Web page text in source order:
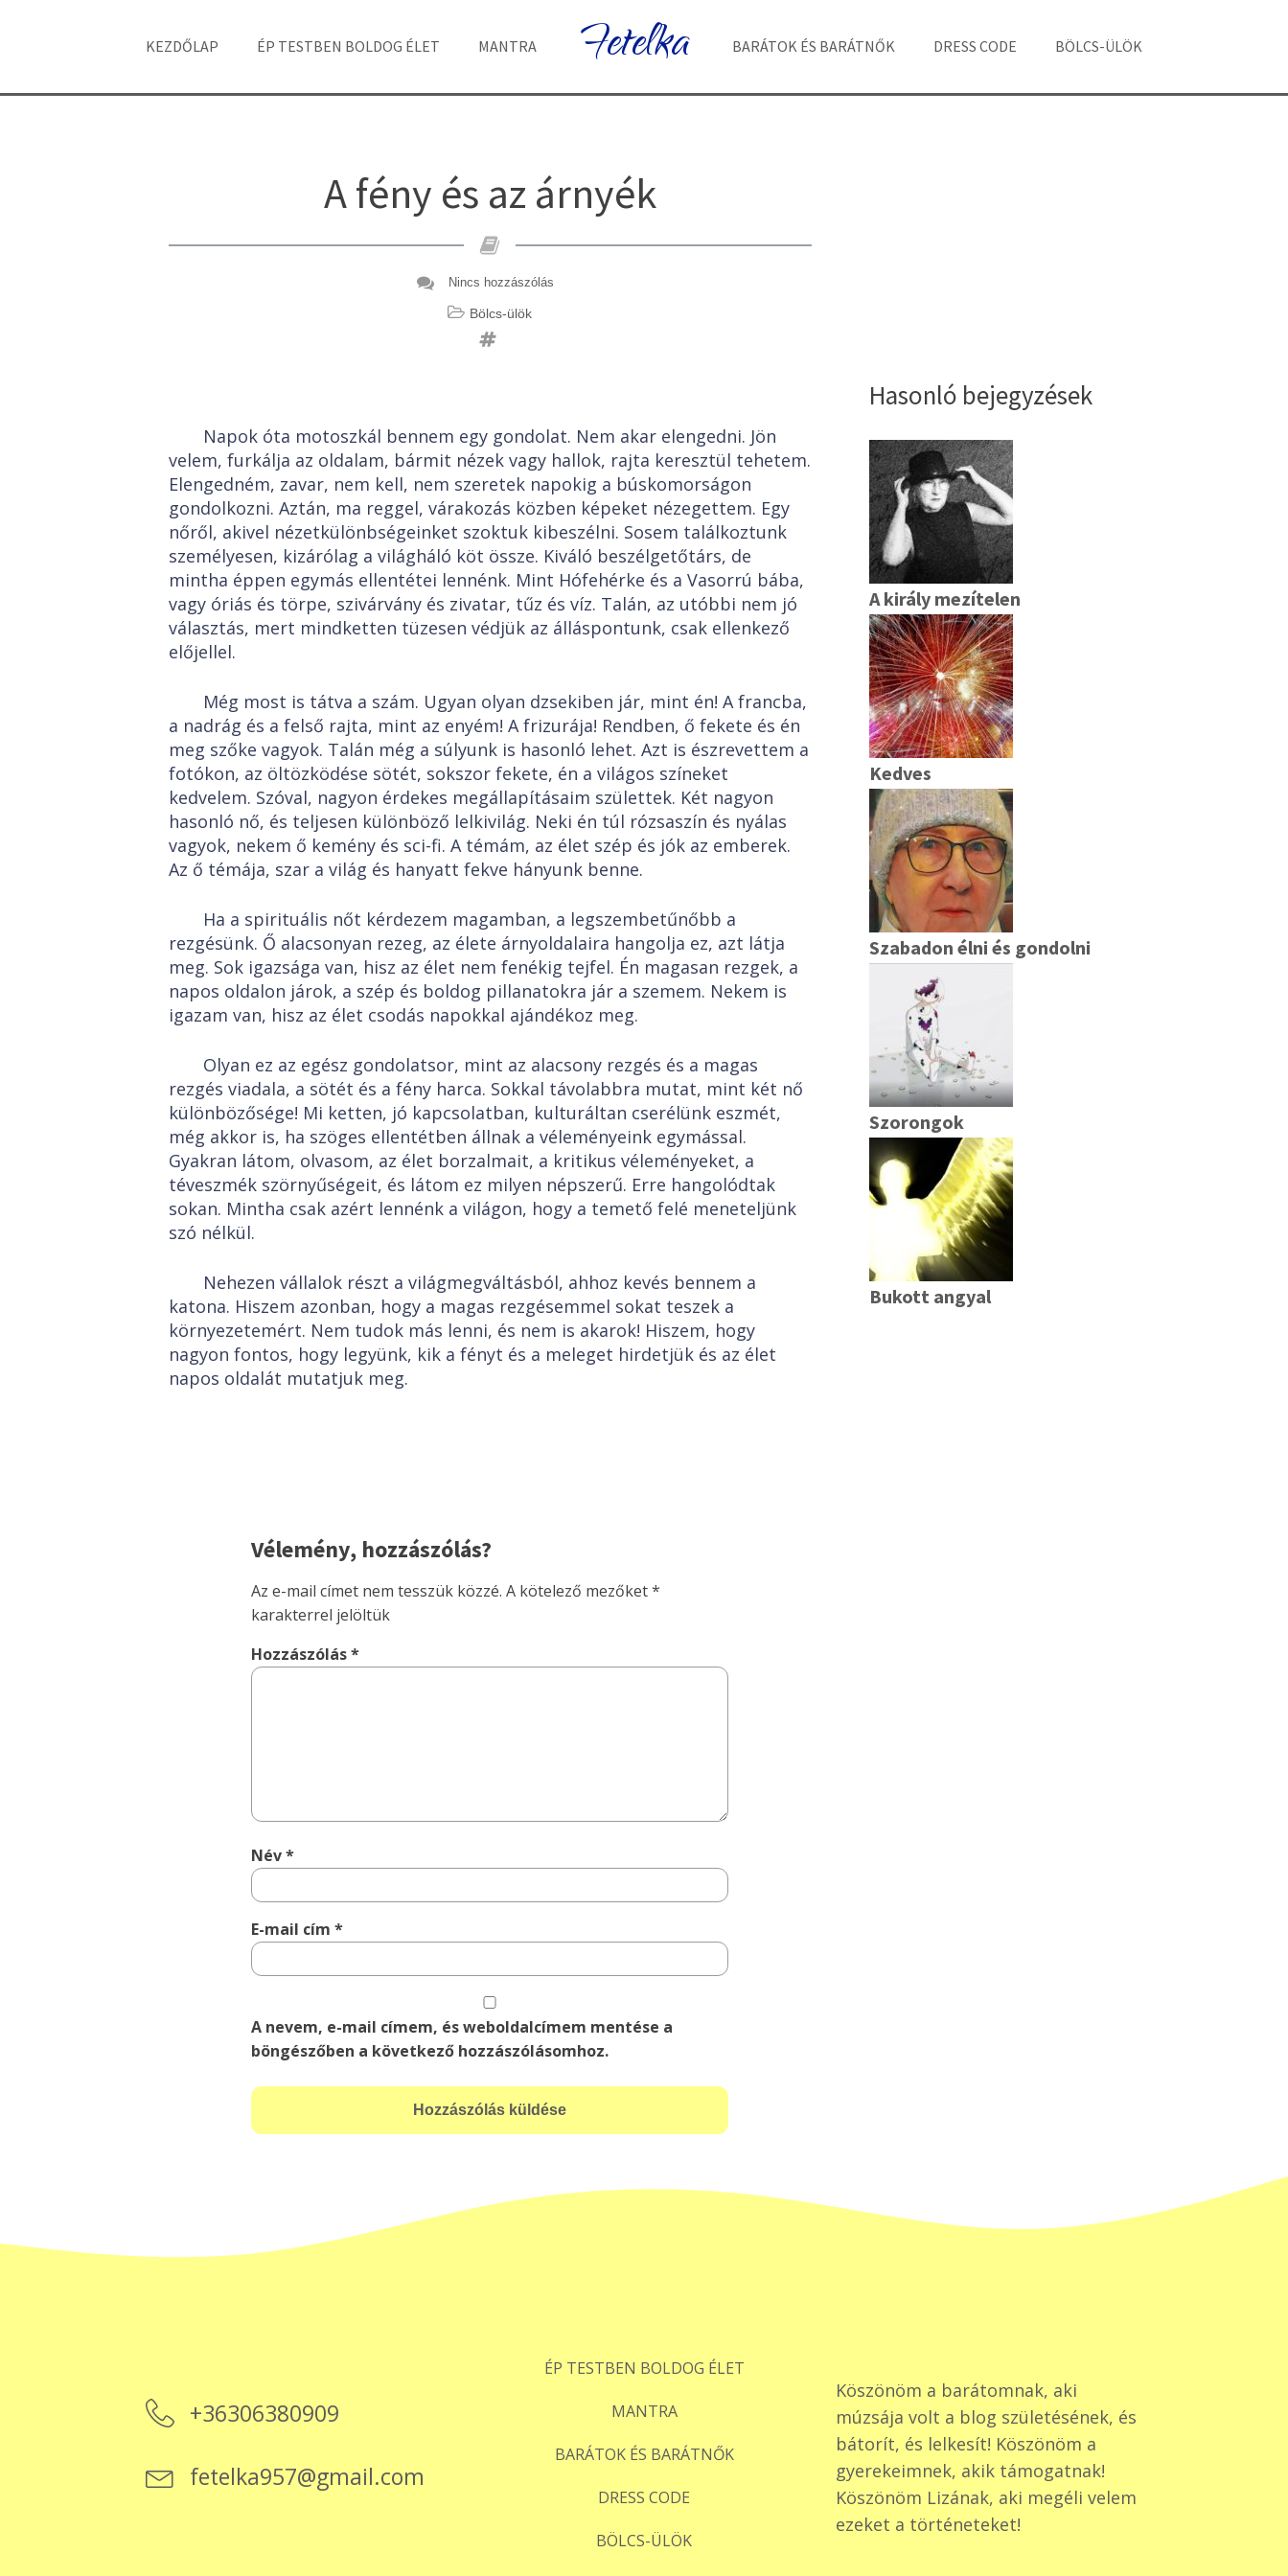
KEZDŐLAP ÉP TESTBEN BOLDOG ÉLET MANTRA Fetelka BARÁTOK ÉS BARÁTNŐK DRESS CODE BÖLCS-ÜLÖK
A fény és az árnyék
Nincs hozzászólás
Bölcs-ülök
Napok óta motoszkál bennem egy gondolat. Nem akar elengedni. Jön
velem, furkálja az oldalam, bármit nézek vagy hallok, rajta keresztül tehetem.
Elengedném, zavar, nem kell, nem szeretek napokig a búskomorságon
gondolkozni. Aztán, ma reggel, várakozás közben képeket nézegettem. Egy
nőről, akivel nézetkülönbségeinket szoktuk kibeszélni. Sosem találkoztunk
személyesen, kizárólag a világháló köt össze. Kiváló beszélgetőtárs, de
mintha éppen egymás ellentétei lennénk. Mint Hófehérke és a Vasorrú bába,
vagy óriás és törpe, szivárvány és zivatar, tűz és víz. Talán, az utóbbi nem jó
választás, mert mindketten tüzesen védjük az álláspontunk, csak ellenkező
előjellel.
Még most is tátva a szám. Ugyan olyan dzsekiben jár, mint én! A francba,
a nadrág és a felső rajta, mint az enyém! A frizurája! Rendben, ő fekete és én
meg szőke vagyok. Talán még a súlyunk is hasonló lehet. Azt is észrevettem a
fotókon, az öltözködése sötét, sokszor fekete, én a világos színeket
kedvelem. Szóval, nagyon érdekes megállapításaim születtek. Két nagyon
hasonló nő, és teljesen különböző lelkivilág. Neki én túl rózsaszín és nyálas
vagyok, nekem ő kemény és sci-fi. A témám, az élet szép és jók az emberek.
Az ő témája, szar a világ és hanyatt fekve hányunk benne.
Ha a spirituális nőt kérdezem magamban, a legszembetűnőbb a
rezgésünk. Ő alacsonyan rezeg, az élete árnyoldalaira hangolja ez, azt látja
meg. Sok igazsága van, hisz az élet nem fenékig tejfel. Én magasan rezgek, a
napos oldalon járok, a szép és boldog pillanatokra jár a szemem. Nekem is
igazam van, hisz az élet csodás napokkal ajándékoz meg.
Olyan ez az egész gondolatsor, mint az alacsony rezgés és a magas
rezgés viadala, a sötét és a fény harca. Sokkal távolabbra mutat, mint két nő
különbözősége! Mi ketten, jó kapcsolatban, kulturáltan cserélünk eszmét,
még akkor is, ha szöges ellentétben állnak a véleményeink egymással.
Gyakran látom, olvasom, az élet borzalmait, a kritikus véleményeket, a
téveszmék szörnyűségeit, és látom ez milyen népszerű. Erre hangolódtak
sokan. Mintha csak azért lennénk a világon, hogy a temető felé meneteljünk
szó nélkül.
Nehezen vállalok részt a világmegváltásból, ahhoz kevés bennem a
katona. Hiszem azonban, hogy a magas rezgésemmel sokat teszek a
környezetemért. Nem tudok más lenni, és nem is akarok! Hiszem, hogy
nagyon fontos, hogy legyünk, kik a fényt és a meleget hirdetjük és az élet
napos oldalát mutatjuk meg.
Vélemény, hozzászólás?
Az e-mail címet nem tesszük közzé. A kötelező mezőket*
karakterrel jelöltük
Hozzászólás*
Név*
E-mail cím*
A nevem, e-mail címem, és weboldalcímem mentése a
böngészőben a következő hozzászólásomhoz.
Hasonló bejegyzések
A király mezítelen
Kedves
Szabadon élni és gondolni
Szorongok
Bukott angyal
+36306380909
fetelka957@gmail.com
ÉP TESTBEN BOLDOG ÉLET
MANTRA
BARÁTOK ÉS BARÁTNŐK
DRESS CODE
BÖLCS-ÜLÖK
Köszönöm a barátomnak, aki
múzsája volt a blog születésének, és
bátorít, és lelkesít! Köszönöm a
gyerekeimnek, akik támogatnak!
Köszönöm Lizának, aki megéli velem
ezeket a történeteket!